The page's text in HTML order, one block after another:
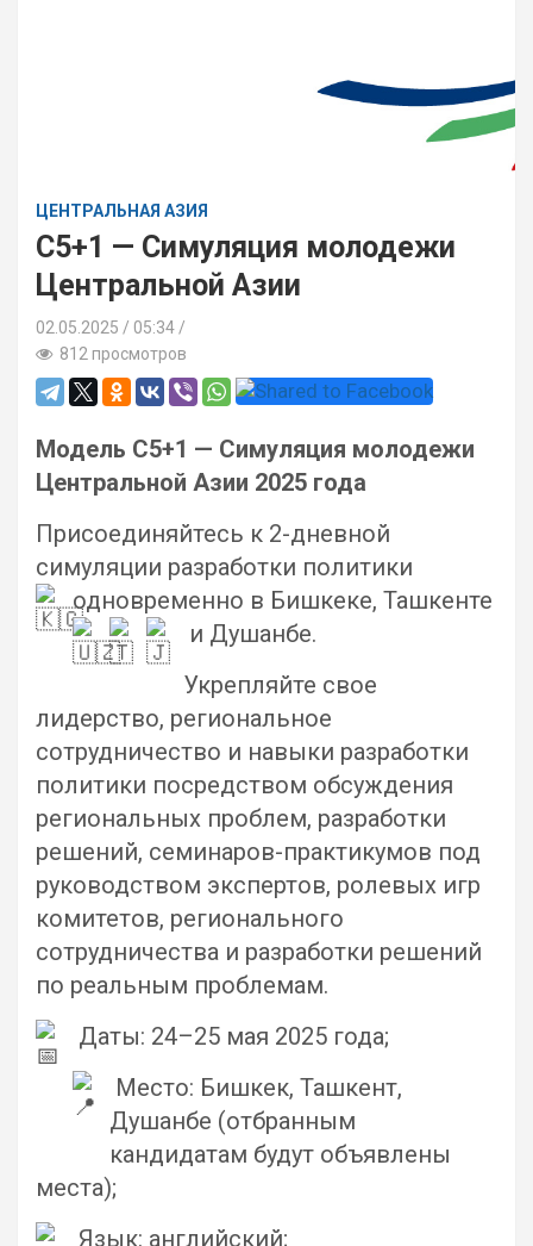
ЦЕНТРАЛЬНАЯ АЗИЯ
C5+1 — Симуляция молодежи
Центральной Азии
02.05.2025
05:34 /
812 просмотров
Модель C5+1 — Симуляция молодежи
Центральной Азии 2025 года
Присоединяйтесь к 2-дневной
симуляции разработки политики
одновременно в Бишкеке, Ташкенте
и Душанбе.
Укрепляйте свое
лидерство, региональное
сотрудничество и навыки разработки
политики посредством обсуждения
региональных проблем, разработки
решений, семинаров-практикумов под
руководством экспертов, ролевых игр
комитетов, регионального
сотрудничества и разработки решений
по реальным проблемам.
Даты: 24–25 мая 2025 года;
Место: Бишкек, Ташкент,
Душанбе (отбранным
кандидатам будут объявлены
места);
Язык: английский;